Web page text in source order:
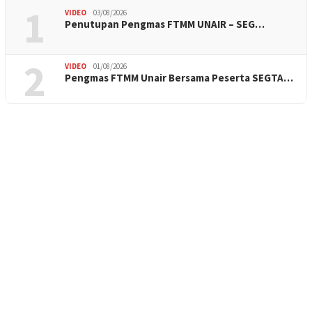
1 VIDEO 03/08/2026
Penutupan Pengmas FTMM UNAIR – SEG…
2 VIDEO 01/08/2026
Pengmas FTMM Unair Bersama Peserta SEGTA…